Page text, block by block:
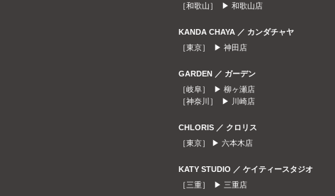
［和歌山］ ▶ 和歌山店
KANDA CHAYA ／ カンダチャヤ
［東京］ ▶ 神田店
GARDEN ／ ガーデン
［岐阜］ ▶ 柳ヶ瀬店
［神奈川］ ▶
川崎店
CHLORIS ／ クロリス
［東京］ ▶ 六本木店
KATY STUDIO ／ ケイティースタジオ
［三重］ ▶ 三重店